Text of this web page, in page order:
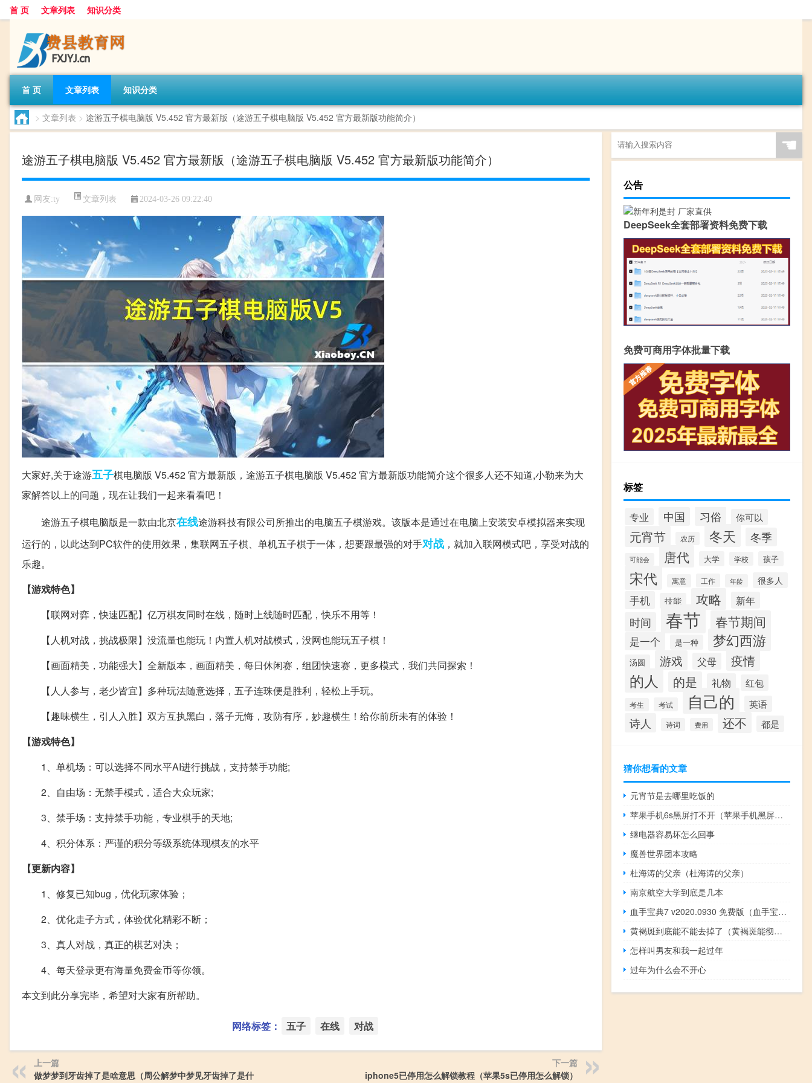
首 页 文章列表 知识分类
首 页 文章列表 知识分类
> 文章列表 > 途游五子棋电脑版 V5.452 官方最新版（途游五子棋电脑版 V5.452 官方最新版功能简介）
途游五子棋电脑版 V5.452 官方最新版（途游五子棋电脑版 V5.452 官方最新版功能简介）
网友:ty 文章列表 2024-03-26 09:22:40
大家好,关于途游五子棋电脑版 V5.452 官方最新版，途游五子棋电脑版 V5.452 官方最新版功能简介这个很多人还不知道,小勒来为大
家解答以上的问题，现在让我们一起来看看吧！
途游五子棋电脑版是一款由北京在线途游科技有限公司所推出的电脑五子棋游戏。该版本是通过在电脑上安装安卓模拟器来实现
运行的，以此达到PC软件的使用效果，集联网五子棋、单机五子棋于一体，想要跟最强的对手对战 ，就加入联网模式吧，享受对战的
乐趣。
【游戏特色】
【联网对弈，快速匹配】亿万棋友同时在线，随时上线随时匹配，快乐不用等！
【人机对战，挑战极限】没流量也能玩！内置人机对战模式，没网也能玩五子棋！
【画面精美，功能强大】全新版本，画面精美，每日休闲赛，组团快速赛，更多模式，我们共同探索！
【人人参与，老少皆宜】多种玩法随意选择，五子连珠便是胜利，轻松上手玩。
【趣味横生，引人入胜】双方互执黑白，落子无悔，攻防有序，妙趣横生！给你前所未有的体验！
【游戏特色】
1、单机场：可以选择不同水平AI进行挑战，支持禁手功能;
2、自由场：无禁手模式，适合大众玩家;
3、禁手场：支持禁手功能，专业棋手的天地;
4、积分体系：严谨的积分等级系统体现棋友的水平
【更新内容】
1、修复已知bug，优化玩家体验；
2、优化走子方式，体验优化精彩不断；
3、真人对战，真正的棋艺对决；
4、每天登录更有海量免费金币等你领。
本文到此分享完毕，希望对大家有所帮助。
网络标签： 五子 在线 对战
上一篇
做梦梦到牙齿掉了是啥意思（周公解梦中梦见牙齿掉了是什
下一篇
iphone5已停用怎么解锁教程（苹果5s已停用怎么解锁）
☚
公告
DeepSeek全套部署资料免费下载
免费可商用字体批量下载
标签
专业 中国 习俗 你可以
元宵节 农历 冬天 冬季
可能会 唐代 大学 学校 孩子
宋代 寓意 工作 年龄 很多人
手机 技能 攻略 新年
时间 春节 春节期间
是一个 是一种 梦幻西游
汤圆 游戏 父母 疫情
的人 的是 礼物 红包
考生 考试 自己的 英语
诗人 诗词 费用 还不 都是
猜你想看的文章
元宵节是去哪里吃饭的
苹果手机6s黑屏打不开（苹果手机黑屏打不开怎么回事）
继电器容易坏怎么回事
魔兽世界团本攻略
杜海涛的父亲（杜海涛的父亲）
南京航空大学到底是几本
血手宝典7 v2020.0930 免费版（血手宝典7 v2020.0930 免费版功能简介）
黄褐斑到底能不能去掉了（黄褐斑能彻底去除吗 黄褐斑到底能不能去掉）
怎样叫男友和我一起过年
过年为什么会不开心